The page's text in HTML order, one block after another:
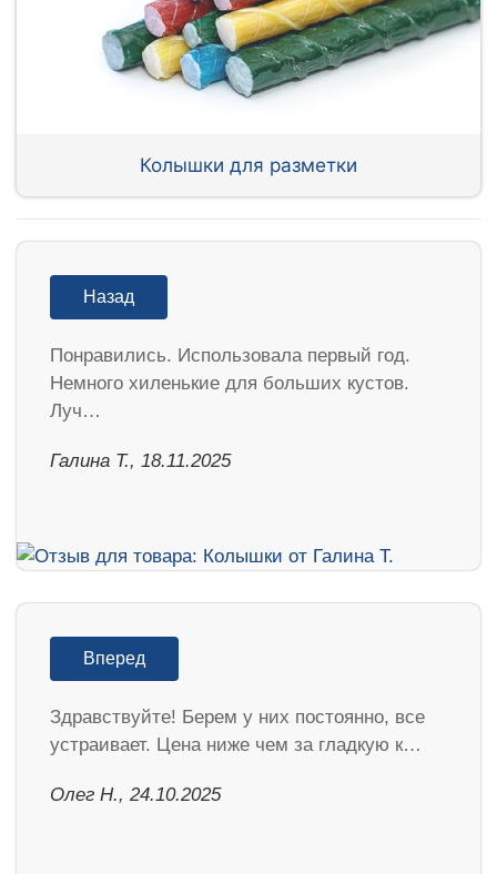
Колышки для разметки
Назад
Понравились. Использовала первый год.
Немного хиленькие для больших кустов.
Луч…
Галина Т., 18.11.2025
Вперед
Здравствуйте! Берем у них постоянно, все
устраивает. Цена ниже чем за гладкую к…
Олег Н., 24.10.2025